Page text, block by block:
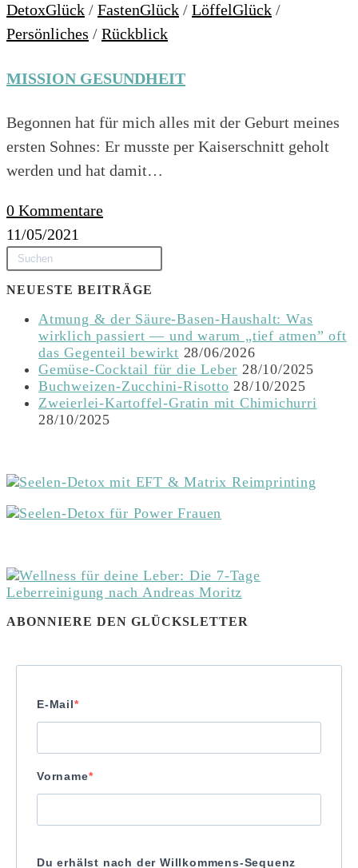
DetoxGlück / FastenGlück / LöffelGlück /
Persönliches / Rückblick
MISSION GESUNDHEIT
Begonnen hat für mich alles mit der Geburt meines
ersten Sohnes: Er musste per Kaiserschnitt geholt
werden und hat damit…
0 Kommentare
11/05/2021
NEUESTE BEITRÄGE
Atmung & der Säure-Basen-Haushalt: Was
wirklich passiert — und warum „tief atmen” oft
das Gegenteil bewirkt 28/06/2026
Gemüse-Cocktail für die Leber 28/10/2025
Buchweizen-Zucchini-Risotto 28/10/2025
Zweierlei-Kartoffel-Gratin mit Chimichurri
28/10/2025
ABONNIERE DEN GLÜCKSLETTER
E-Mail
Vorname
Du erhälst nach der Willkommens-Sequenz